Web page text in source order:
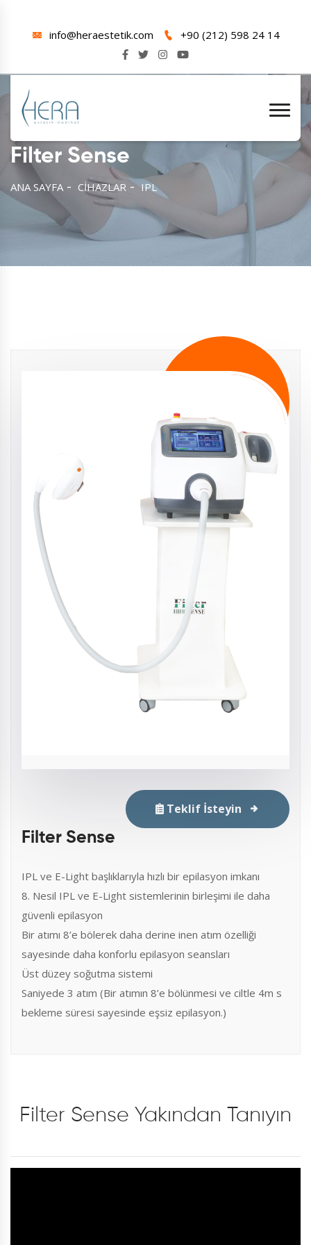
info@heraestetik.com +90 (212) 598 24 14
Filter Sense
ANA SAYFA CİHAZLAR IPL
Teklif İsteyin
Filter Sense
IPL ve E-Light başlıklarıyla hızlı bir epilasyon imkanı
8. Nesil IPL ve E-Light sistemlerinin birleşimi ile daha
güvenli epilasyon
Bir atımı 8’e bölerek daha derine inen atım özelliği
sayesinde daha konforlu epilasyon seansları
Üst düzey soğutma sistemi
Saniyede 3 atım (Bir atımın 8’e bölünmesi ve ciltle 4m s
bekleme süresi sayesinde eşsiz epilasyon.)
Filter Sense Yakından Tanıyın